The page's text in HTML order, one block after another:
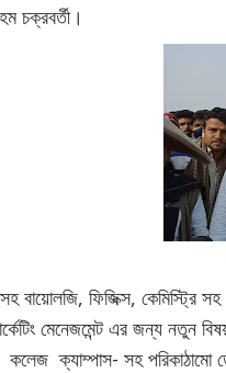
চক্রবর্তী।
বায়োলজি, ফিজিক্স, কেমিস্ট্রি
মেনেজমেন্ট এর জন্য নতুন
কলেজ ক্যাম্পাস- সহ পরিকাঠামো